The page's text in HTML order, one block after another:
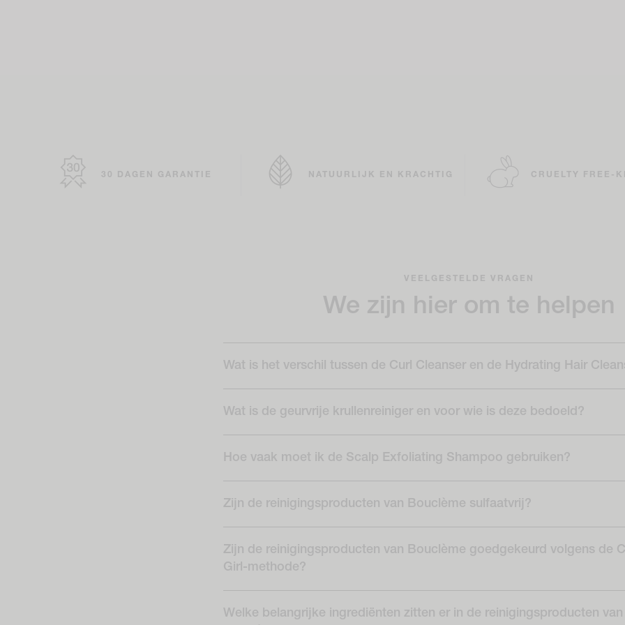
30 DAGEN GARANTIE NATUURLIJK EN KRACHTIG CRUELTY FREE-
VEELGESTELDE VRAGEN
We zijn hier om te helpen
Wat is het verschil tussen de Curl Cleanser en de Hydrating Hair
Wat is de geurvrije krullenreiniger en voor wie is deze bedoeld?
Hoe vaak moet ik de Scalp Exfoliating Shampoo gebruiken?
Zijn de reinigingsproducten van Bouclème sulfaatvrij?
Zijn de reinigingsproducten van Bouclème goedgekeurd volgens de
Girl-methode?
Welke belangrijke ingrediënten zitten er in de reinigingsproducten van